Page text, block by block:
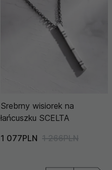
Srebrny wisiorek na
łańcuszku SCELTA
1 077PLN 1 266PLN